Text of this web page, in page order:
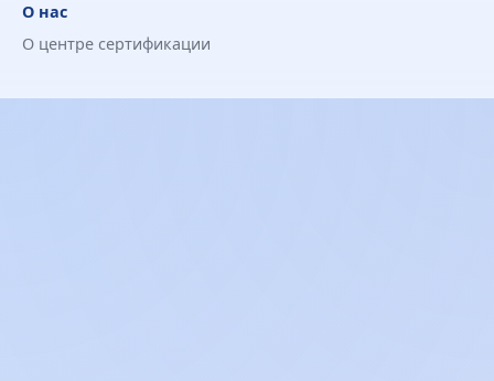
О нас
О центре сертификации